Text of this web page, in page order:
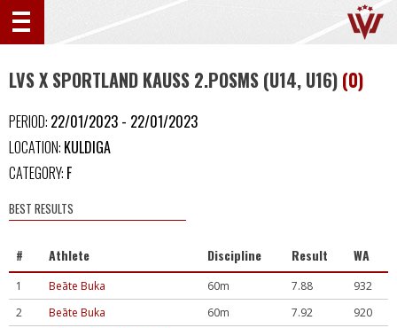
LVS X SPORTLAND KAUSS 2.POSMS (U14, U16) (0)
PERIOD: 22/01/2023 - 22/01/2023
LOCATION: KULDIGA
CATEGORY: F
BEST RESULTS
# Athlete Discipline Result WA
1 Beāte Buka 60m 7.88
932
2
Beāte Buka 60m 7.92
920